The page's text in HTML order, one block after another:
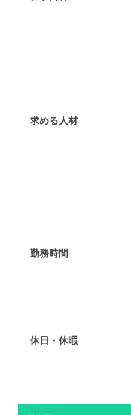
求める人材
勤務時間
休日・休暇